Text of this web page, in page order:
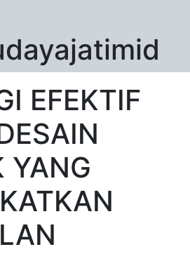
EFEKTIF
YANG